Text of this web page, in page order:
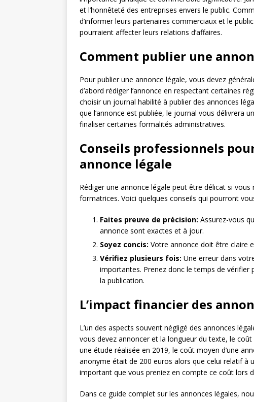
et l’honnêteté des entreprises envers le public.
d’informer leurs partenaires commerciaux et le
pourraient affecter leurs relations d’affaires.
Comment publier une
Pour publier une annonce légale, vous devez
d’abord rédiger l’annonce en respectant certaines
choisir un journal habilité à publier des annonces
que l’annonce est publiée, le journal vous délivrera
finaliser certaines formalités administratives.
Conseils professionnels
annonce légale
Rédiger une annonce légale peut être délicat si
formatrices. Voici quelques conseils qui pourront
Faites preuve de précision: Assurez-vous
annonce sont exactes et à jour.
Soyez concis: Votre annonce doit être claire
Vérifiez plusieurs fois: Une erreur dans
importantes. Prenez donc le temps de
la publication.
L’impact financier des
L’un des aspects souvent négligé des annonces
vous devez annoncer et la longueur du texte, le
une étude réalisée en 2019, le coût moyen d’une
anonyme était de 200 euros alors que celui relatif à
important que vous preniez en compte ce coût lors
Dans ce guide complet sur les annonces légales,